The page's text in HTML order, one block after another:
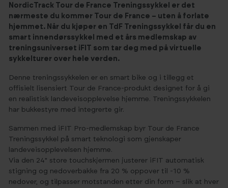
NordicTrack Tour de France Treningssykkel er det
nærmeste du kommer Tour de France – uten å forlate
hjemmet. Når du kjøper en TdF Treningssykkel får du en
smart innendørssykkel med et års medlemskap av
treningsuniverset iFIT som tar deg med på virtuelle
sykkelturer over hele verden.
Denne treningssykkelen er en smart bike og i tillegg et
offisielt lisensiert Tour de France-produkt designet for å gi
en realistisk landeveisopplevelse hjemme. Treningssykkelen
har bukkestyre med integrerte gir.
Sammen med iFIT Pro-medlemskap byr Tour de France
Treningssykkel på smart teknologi som gjenskaper
landeveisopplevelsen hjemme.
Via den 24" store touchskjermen justerer iFIT automatisk
stigning og nedoverbakke fra 20 % oppover til -10 %
nedover, og tilpasser motstanden etter din form – slik at hver